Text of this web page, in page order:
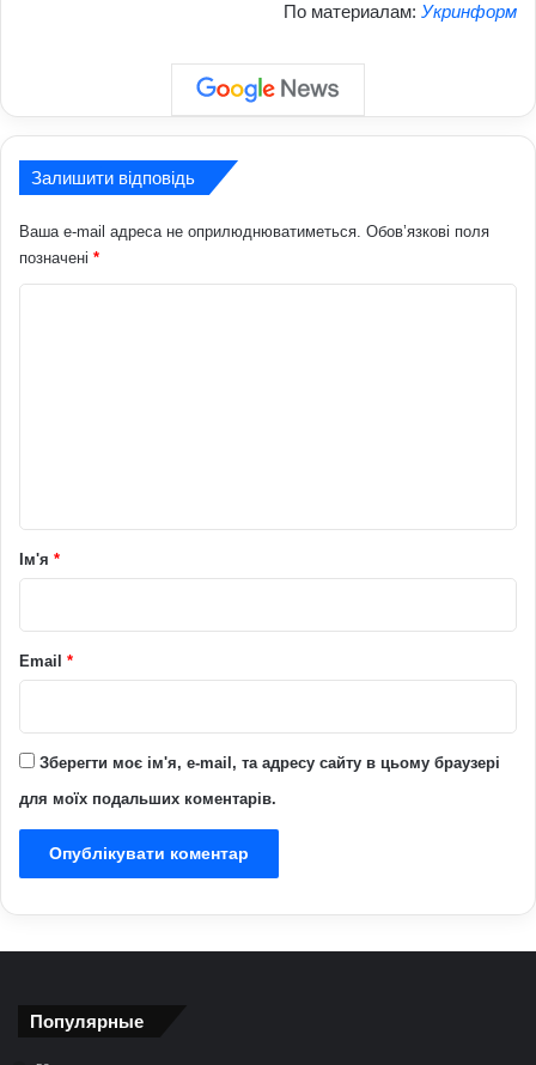
По материалам: Укринформ
Залишити відповідь
Ваша e-mail адреса не оприлюднюватиметься. Обов’язкові поля
позначені *
рІм'я *
Email *
Зберегти моє ім'я, e-mail, та адресу сайту в цьому браузері
для моїх подальших коментарів.
Популярные